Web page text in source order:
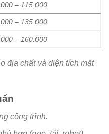
– 115.000
– 135.000
– 160.000
địa chất và diện tích mặt
công trình.